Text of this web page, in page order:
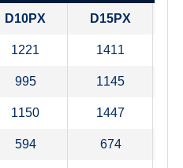
D10PX D15PX
1221 1411
995 1145
1150 1447
594 674